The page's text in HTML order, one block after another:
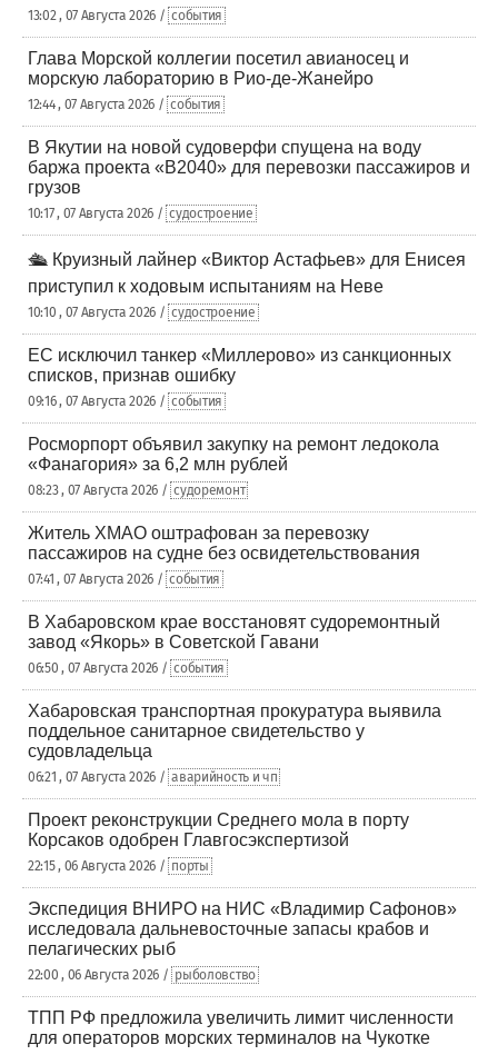
13:02 , 07 Августа 2026 / события
Глава Морской коллегии посетил авианосец и
морскую лабораторию в Рио-де-Жанейро
12:44 , 07 Августа 2026 / события
В Якутии на новой судоверфи спущена на воду
баржа проекта «В2040» для перевозки пассажиров и
грузов
10:17 , 07 Августа 2026 / судостроение
🛳️ Круизный лайнер «Виктор Астафьев» для Енисея
приступил к ходовым испытаниям на Неве
10:10 , 07 Августа 2026 / судостроение
ЕС исключил танкер «Миллерово» из санкционных
списков, признав ошибку
09:16 , 07 Августа 2026 / события
Росморпорт объявил закупку на ремонт ледокола
«Фанагория» за 6,2 млн рублей
08:23 , 07 Августа 2026 / судоремонт
Житель ХМАО оштрафован за перевозку
пассажиров на судне без освидетельствования
07:41 , 07 Августа 2026 / события
В Хабаровском крае восстановят судоремонтный
завод «Якорь» в Советской Гавани
06:50 , 07 Августа 2026 / события
Хабаровская транспортная прокуратура выявила
поддельное санитарное свидетельство у
судовладельца
06:21 , 07 Августа 2026 / аварийность и чп
Проект реконструкции Среднего мола в порту
Корсаков одобрен Главгосэкспертизой
22:15 , 06 Августа 2026 / порты
Экспедиция ВНИРО на НИС «Владимир Сафонов»
исследовала дальневосточные запасы крабов и
пелагических рыб
22:00 , 06 Августа 2026 / рыболовство
ТПП РФ предложила увеличить лимит численности
для операторов морских терминалов на Чукотке